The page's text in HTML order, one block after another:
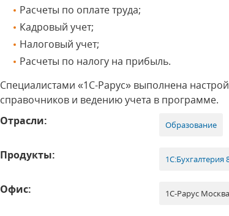
Расчеты по оплате труда;
Кадровый учет;
Налоговый учет;
Расчеты по налогу на прибыль.
Специалистами «1С-Рарус» выполнена
справочников и ведению учета в программе.
Отрасли:
Образование
Продукты:
Офис: 1С-Рарус Москва